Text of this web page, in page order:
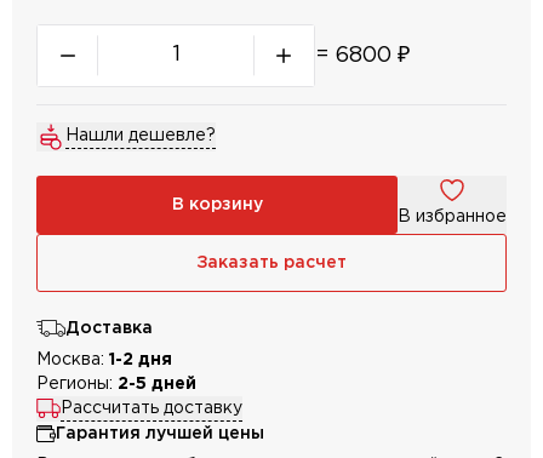
= 6800 ₽
Нашли дешевле?
В корзину
В избранное
Заказать расчет
Доставка
Москва: 1-2 дня
Регионы: 2-5 дней
Рассчитать доставку
Гарантия лучшей цены